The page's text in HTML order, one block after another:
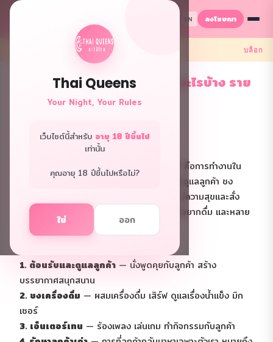
Thai Queens
Your Night, Your Rules
เว็บไซต์นี้สำหรับ อายุ 18 ปีขึ้นไป
เท่านั้น
คุณอายุ 18 ปีขึ้นไปหรือไม่?
ใช่ ออก
EN ลงโฆษณา
บล็อก
งานพีอาร์ชงเหล้าคืออะไร? ทำอะไรบ้าง ราย
ได้ ข้อดีข้อเสีย
งานพีอาร์ชงเหล้าคืออะไร?
งานพีอาร์ชงเหล้า หรือที่เรียกกันว่า "งาน PR" คือการทำงานใน
ร้านเหล้า ผับ บาร์ หรือคลับ โดยหน้าที่หลักคือดูแลลูกค้า ชง
เครื่องดื่ม พูดคุยสร้างบรรยากาศ ทำให้ลูกค้ามีความสุขและสั่ง
เครื่องดื่มเพิ่ม งานนี้ไม่จำเป็นต้องดื่มเองถ้าไม่อยากดื่ม และหลาย
ร้านมีนโยบายไม่บังคับดื่ม
1. ต้อนรับและดูแลลูกค้า — นั่งพูดคุยกับลูกค้า สร้าง
บรรยากาศสนุกสนาน
2. ชงเครื่องดื่ม — ผสมเครื่องดื่ม เสิร์ฟ ดูแลเรื่องน้ำแข็ง มิก
เซอร์
3. เอ็นเตอร์เทน — ร้องเพลง เล่นเกม ทำกิจกรรมกับลูกค้า